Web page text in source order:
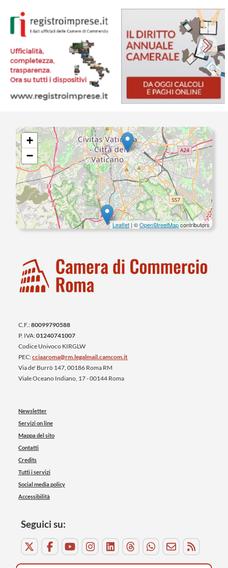
+
−
Leaflet | ©OpenStreetMapcontributors
C.F.:80099790588
P. IVA:01240741007
Codice Univoco KIRGLW
PEC:cciaaroma@rm.legalmail.camcom.it
Via de' Burrò 147, 00186 Roma RM
Viale Oceano Indiano, 17 - 00144 Roma
Newsletter
Servizi on line
Mappa del sito
Contatti
Credits
Tutti i servizi
Social media policy
Accessibilità
Seguici su: